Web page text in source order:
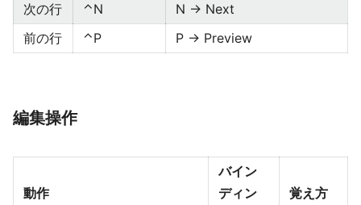
次の行 ⌃N
N → Next
前の行
⌃P P → Preview
編集操作
動作
バイン
ディン
覚え方